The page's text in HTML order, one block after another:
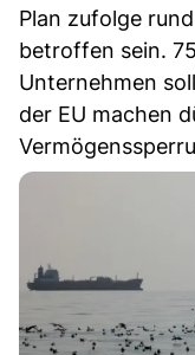
Plan zufolge
betroffen sein.
Unternehmen
der EU machen